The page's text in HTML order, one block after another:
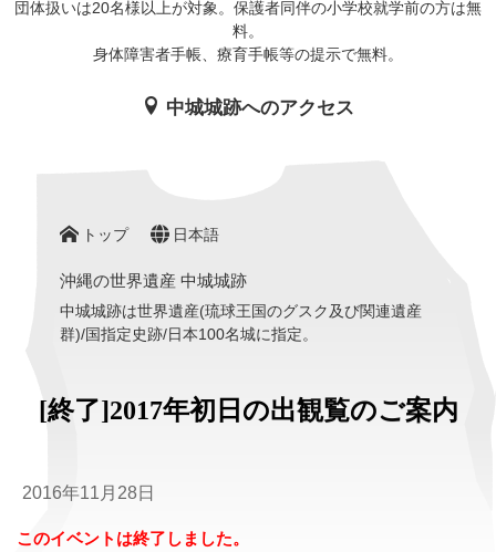
団体扱いは20名様以上が対象。保護者同伴の小学校就学前の方は無
料。
身体障害者手帳、療育手帳等の提示で無料。
中城城跡へのアクセス
トップ 日本語
沖縄の世界遺産 中城城跡
中城城跡は世界遺産(琉球王国のグスク及び関連遺産
群)/国指定史跡/日本100名城に指定。
[終了]2017年初日の出観覧のご案内
2016年11月28日
このイベントは終了しました。